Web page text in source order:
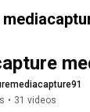
• 31 videos